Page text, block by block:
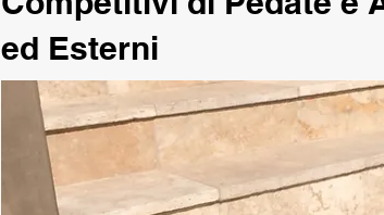
ed Esterni